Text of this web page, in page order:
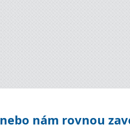
nám rovnou